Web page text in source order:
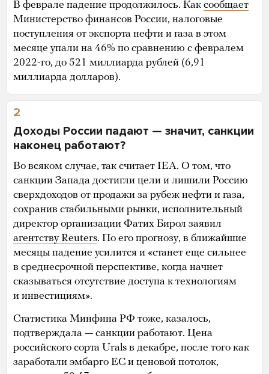
В феврале падение продолжилось. Как сообщает
Министерство финансов России, налоговые
поступления от экспорта нефти и газа в этом
месяце упали на 46% по сравнению с февралем
2022-го, до 521 миллиарда рублей (6,91
миллиарда долларов).
2
Доходы России падают — значит, санкции
наконец работают?
Во всяком случае, так считает IEA. О том, что
санкции Запада достигли цели и лишили Россию
сверхдоходов от продажи за рубеж нефти и газа,
сохранив стабильными рынки, исполнительный
директор организации Фатих Бирол заявил
агентству Reuters. По его прогнозу, в ближайшие
месяцы падение усилится и «станет еще сильнее
в среднесрочной перспективе, когда начнет
сказываться отсутствие доступа к технологиям
и инвестициям».
Статистика Минфина РФ тоже, казалось,
подтверждала — санкции работают. Цена
российского сорта Urals в декабре, после того как
заработали эмбарго ЕС и ценовой потолок,